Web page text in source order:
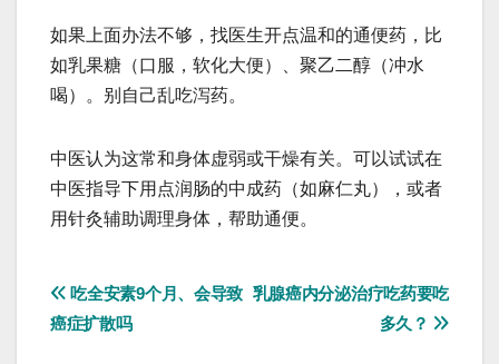
如果上面办法不够，找医生开点温和的通便药，比
如乳果糖（口服，软化大便）、聚乙二醇（冲水
喝）。别自己乱吃泻药。
中医认为这常和身体虚弱或干燥有关。可以试试在
中医指导下用点润肠的中成药（如麻仁丸），或者
用针灸辅助调理身体，帮助通便。
文
章
乳腺癌内分泌治疗吃药要吃
多久？
吃全安素9个月、会导致
癌症扩散吗